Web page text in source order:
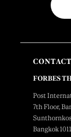
CONTACT
FORBES
Post
7th Floor,
Bangkok